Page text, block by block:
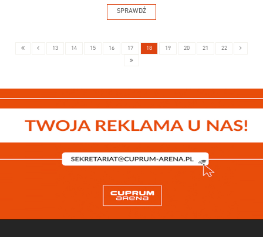
SPRAWDŹ
13 14 15 16 17 18 19 20 21 22